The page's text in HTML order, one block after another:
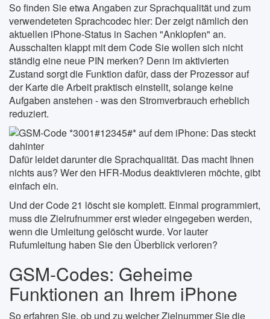
So finden Sie etwa Angaben zur Sprachqualität und zum
verwendeteten Sprachcodec hier: Der zeigt nämlich den
aktuellen iPhone-Status in Sachen "Anklopfen" an.
Ausschalten klappt mit dem Code Sie wollen sich nicht
ständig eine neue PIN merken? Denn im aktivierten
Zustand sorgt die Funktion dafür, dass der Prozessor auf
der Karte die Arbeit praktisch einstellt, solange keine
Aufgaben anstehen - was den Stromverbrauch erheblich
reduziert.
Dafür leidet darunter die Sprachqualität. Das macht Ihnen
nichts aus? Wer den HFR-Modus deaktivieren möchte, gibt
einfach ein.
Und der Code 21 löscht sie komplett. Einmal programmiert,
muss die Zielrufnummer erst wieder eingegeben werden,
wenn die Umleitung gelöscht wurde. Vor lauter
Rufumleitung haben Sie den Überblick verloren?
GSM-Codes: Geheime
Funktionen an Ihrem iPhone
So erfahren Sie, ob und zu welcher Zielnummer Sie die